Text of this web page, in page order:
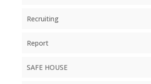
Recruiting
Report
SAFE HOUSE